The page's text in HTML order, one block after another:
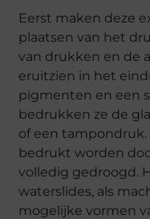
Eerst maken deze
plaatsen van het
van drukken en de
eruitzien in het
pigmenten en een
bedrukken ze de
of een tampondruk.
bedrukt worden
volledig gedroogd.
waterslides, als
mogelijke vormen